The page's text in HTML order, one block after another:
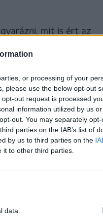
or processing of your
please use the below opt-out
out request is processed
information utilized by us
out. You may separately
parties on the IAB’s list of
by us to third parties on the
to other third parties.
data.
mit is ért az
csak
kommentálni.
a kormányhivatal
meg végleges
valamennyit
kauciót követelje a
a múlt héten